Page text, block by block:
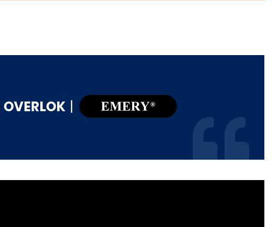
|